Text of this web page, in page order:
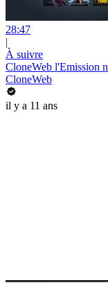
28:47
|
À suivre
CloneWeb l'Emission
CloneWeb
il y a 11 ans